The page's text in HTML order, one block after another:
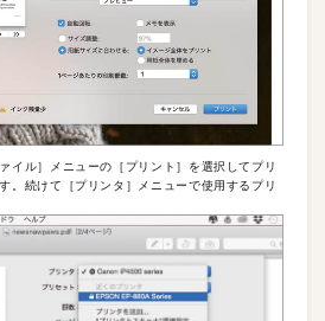
イル］メニューの［プリント］を選択してプリ
。続けて［プリンタ］メニューで使用するプリ